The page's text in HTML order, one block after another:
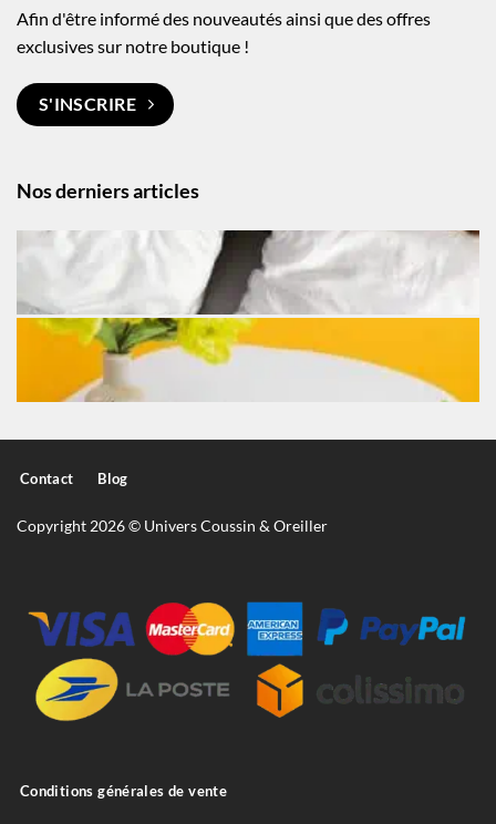
Nos derniers articles
Afin d'être informé des nouveautés ainsi que des offres
exclusives sur notre boutique !
S'INSCRIRE
Contact Blog
Copyright 2026 © Univers Coussin & Oreiller
Conditions générales de vente